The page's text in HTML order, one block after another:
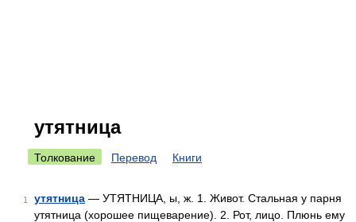
утятница
Толкование Перевод Книги
1 утятница — УТЯТНИЦА, ы, ж. 1. Живот. Стальная у парня
утятница (хорошее пищеварение). 2. Рот, лицо. Плюнь ему